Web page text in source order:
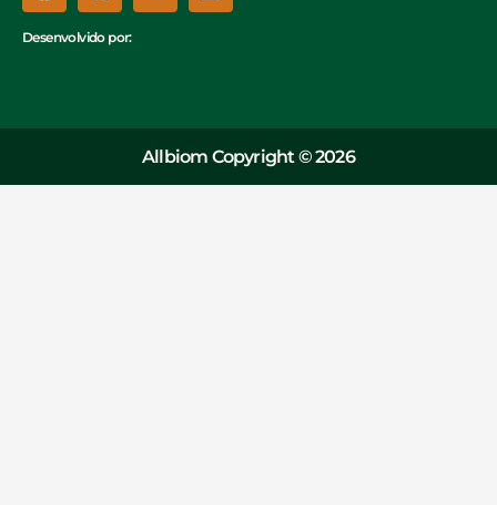
Desenvolvido por:
Allbiom Copyright © 2026